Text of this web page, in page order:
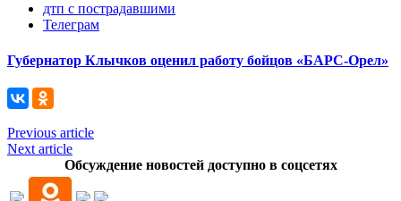
дтп с пострадавшими
Телеграм
Губернатор Клычков оценил работу бойцов «БАРС-Орел»
Previous article
Next article
Обсуждение новостей доступно в соцсетях